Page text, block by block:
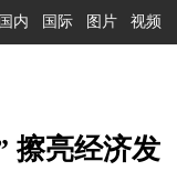
国内 国际 图片 视频
擦亮经济发